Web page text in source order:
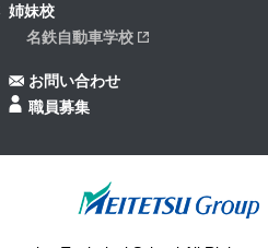
姉妹校
名鉄自動車学校
お問い合わせ
職員募集